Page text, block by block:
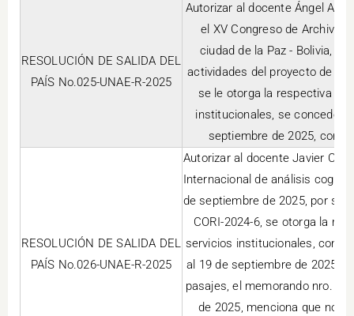
RESOLUCIÓN DE SALIDA DEL
PAÍS No.025-UNAE-R-2025
Autorizar al docente Ángel
el XV Congreso de
ciudad de la Paz - Bolivia,
actividades del proyecto de
se le otorga la respectiva
institucionales, se concede
septiembre de 2025, con
RESOLUCIÓN DE SALIDA DEL
PAÍS No.026-UNAE-R-2025
Autorizar al docente Javier
Internacional de análisis
de septiembre de 2025, por
CORI-2024-6, se otorga la
servicios institucionales,
al 19 de septiembre de 2025,
pasajes, el memorando nro.
de 2025, menciona que no